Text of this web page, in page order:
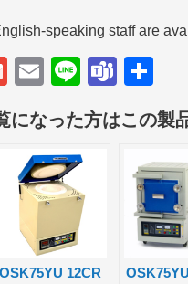
speaking staff are
G
ail
E
ail
Li
e
T
a
m
になった方はこの製
OSK75YU 12CR